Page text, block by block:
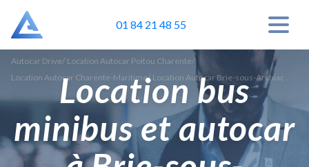
01 84 21 48 55
Autocar Drive/ Location Autocar Poitou Charente/
Location Autocar Charente-Maritime/ Location Autocar Brie-sous-Archiac
Location bus
minibus et autocar